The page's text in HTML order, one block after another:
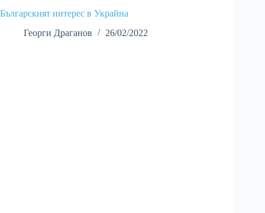
Българският интерес в Украйна
Георги Драганов
26/02/2022